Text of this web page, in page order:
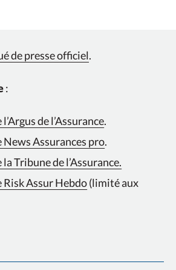
de presse officiel.
:
de l’Assurance.
News Assurances pro.
Tribune de l’Assurance.
Risk Assur Hebdo(limité aux